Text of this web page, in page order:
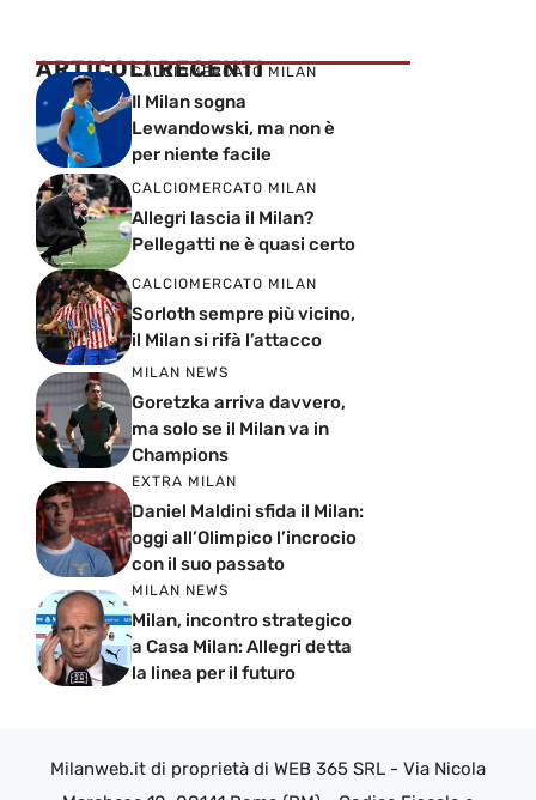
ARTICOLI RECENTI
CALCIOMERCATO MILAN
Il Milan sogna
Lewandowski, ma non è
per niente facile
CALCIOMERCATO MILAN
Allegri lascia il Milan?
Pellegatti ne è quasi certo
CALCIOMERCATO MILAN
Sorloth sempre più vicino,
il Milan si rifà l’attacco
MILAN NEWS
Goretzka arriva davvero,
ma solo se il Milan va in
Champions
EXTRA MILAN
Daniel Maldini sfida il Milan:
oggi all’Olimpico l’incrocio
con il suo passato
MILAN NEWS
Milan, incontro strategico
a Casa Milan: Allegri detta
la linea per il futuro
Milanweb.it di proprietà di WEB 365 SRL - Via Nicola